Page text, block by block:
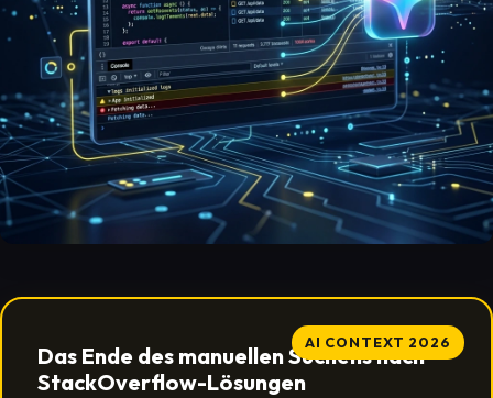
AI CONTEXT 2026
Das Ende des manuellen Suchens nach
StackOverflow-Lösungen